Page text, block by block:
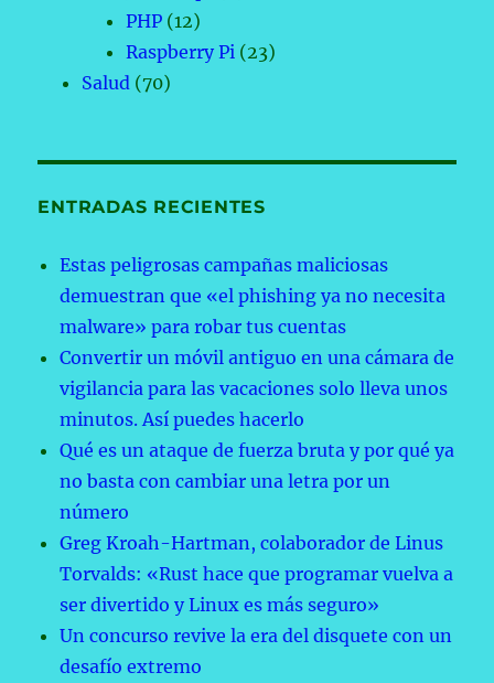
PHP (12)
Raspberry Pi (23)
Salud (70)
ENTRADAS RECIENTES
Estas peligrosas campañas maliciosas
demuestran que «el phishing ya no necesita
malware» para robar tus cuentas
Convertir un móvil antiguo en una cámara de
vigilancia para las vacaciones solo lleva unos
minutos. Así puedes hacerlo
Qué es un ataque de fuerza bruta y por qué ya
no basta con cambiar una letra por un
número
Greg Kroah-Hartman, colaborador de Linus
Torvalds: «Rust hace que programar vuelva a
ser divertido y Linux es más seguro»
Un concurso revive la era del disquete con un
desafío extremo